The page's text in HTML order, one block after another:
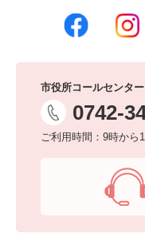
市役所コールセンター
0742-
ご利用時間：9時から